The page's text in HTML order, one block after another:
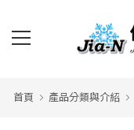
首頁 產品分類與介紹